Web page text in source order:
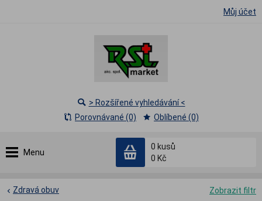
Můj účet
Menu
0 kusů
0 Kč
> Rozšířené vyhledávání <
Porovnávané (0)
Oblíbené (0)
Zobrazit filtr
Zdravá obuv